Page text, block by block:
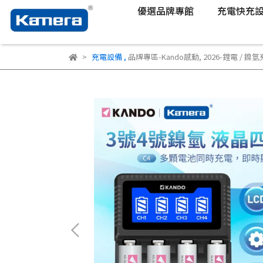
優選品牌專館 充電快充
充電設備, 品牌專區-Kando感動, 2026-鋰電 / 鎳氫